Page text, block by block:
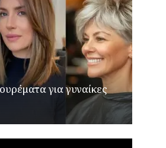
για γυναίκες